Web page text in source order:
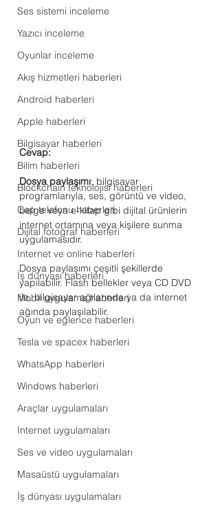
Ses sistemi inceleme
Yazıcı inceleme
Oyunlar inceleme
Akış hizmetleri haberleri
Android haberleri
Apple haberleri
Bilgisayar haberleri
Bilim haberleri
Blockchain teknolojisi haberleri
Cep telefonu haberleri
Dijital fotoğraf haberleri
Internet ve online haberleri
İş dünyası haberleri
Mobil uygulama haberleri
Oyun ve eğlence haberleri
Tesla ve spacex haberleri
WhatsApp haberleri
Windows haberleri
Araçlar uygulamaları
Internet uygulamaları
Ses ve video uygulamaları
Masaüstü uygulamaları
İş dünyası uygulamaları
Cevap:
Dosya paylaşımı; bilgisayar
programlarıyla, ses, görüntü ve video,
belge veya e-kitap gibi dijital ürünlerin
internet ortamına veya kişilere sunma
uygulamasıdır.
Dosya paylaşımı çeşitli şekillerde
yapılabilir. Flash bellekler veya CD DVD
ile, bilgisayar ağılarında ya da internet
ağında paylaşılabilir.